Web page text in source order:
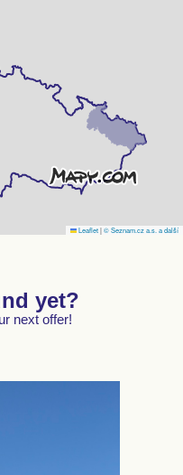
Leaflet|© Seznam.cz a.s. a další
yet?
next offer!